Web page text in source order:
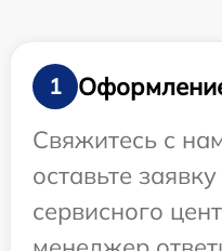
1
Свяжитесь с
оставьте
сервисного